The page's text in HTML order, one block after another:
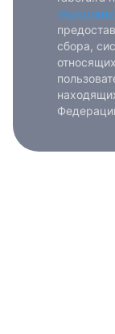
технологии
сбора,